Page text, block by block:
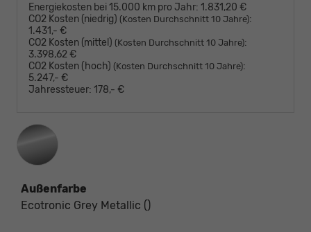
Energiekosten bei 15.000 km pro Jahr: 1.831,20 €
CO2 Kosten (niedrig) (Kosten Durchschnitt 10 Jahre):
1.431,- €
CO2 Kosten (mittel) (Kosten Durchschnitt 10 Jahre):
3.398,62 €
CO2 Kosten (hoch) (Kosten Durchschnitt 10 Jahre):
5.247,- €
Jahressteuer: 178,- €
Außenfarbe
Ecotronic Grey Metallic ()